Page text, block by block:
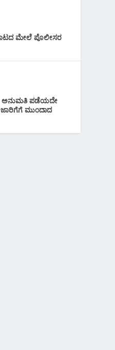
ಮೇಲೆ ಪೊಲೀಸರ
ಅನುಮತಿ ಪಡೆಯದೇ
ಮುಂದಾದ